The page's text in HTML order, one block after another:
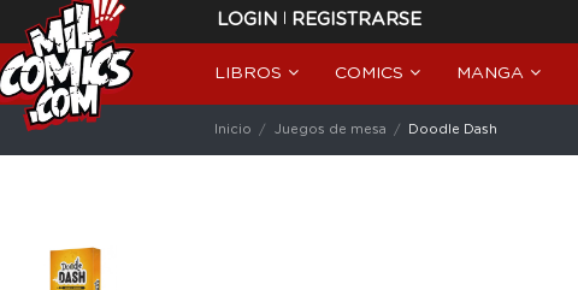
LOGIN | REGISTRARSE
LIBROS COMICS MANGA
Inicio Juegos de mesa Doodle Dash